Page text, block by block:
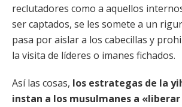
reclutadores como a aquellos
ser captados, se les somete a un
pasa por aislar a los cabecillas y
la visita de líderes o imanes fichados.
Así las cosas, los estrategas de la
instan a los musulmanes a «liberar